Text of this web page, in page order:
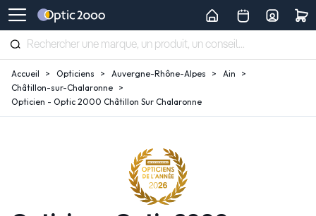
Accueil Opticiens Auvergne-Rhône-Alpes
Ain
Châtillon-sur-Chalaronne
Opticien - Optic 2000 Châtillon Sur Chalaronne